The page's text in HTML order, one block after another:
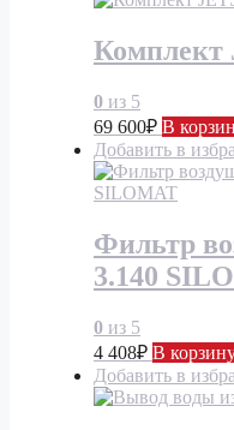
Комплект
0 из 5
69 600₽ В
Добавить в
Фильтр
3.140
0 из 5
4 408₽ В
Добавить в